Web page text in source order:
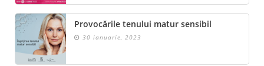
Provocările tenului matur sensibil
30 ianuarie, 2023